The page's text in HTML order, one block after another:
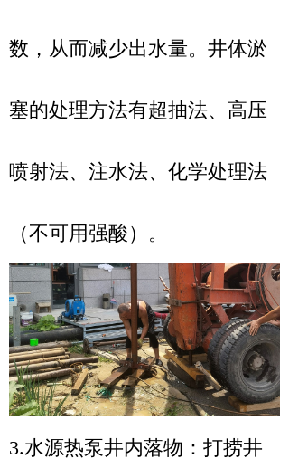
数，从而减少出水量。井体淤
塞的处理方法有超抽法、高压
喷射法、注水法、化学处理法
（不可用强酸）。
3.水源热泵井内落物：打捞井